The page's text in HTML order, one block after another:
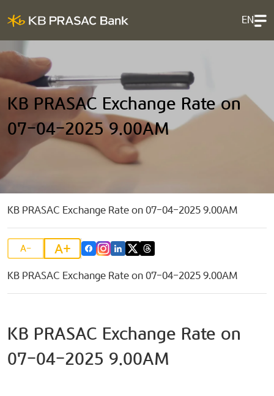
EN
KB PRASAC Exchange Rate on
07-04-2025 9.00AM
KB PRASAC Exchange Rate on 07-04-2025 9.00AM
A- A+
KB PRASAC Exchange Rate on 07-04-2025 9.00AM
KB PRASAC Exchange Rate on
07-04-2025 9.00AM